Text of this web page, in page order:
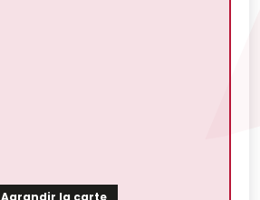
Agrandir la carte